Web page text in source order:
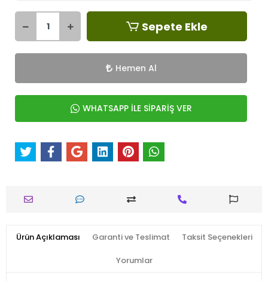
Sepete Ekle
Hemen Al
WHATSAPP İLE SİPARİŞ VER
Ürün Açıklaması Garanti ve Teslimat Taksit Seçenekleri
Yorumlar